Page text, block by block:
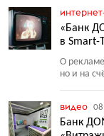
«Банк
в Smart-
О
но и на
видео
Банк